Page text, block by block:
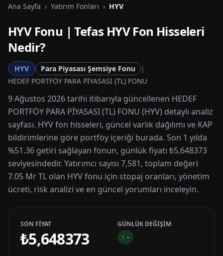
Ana Sayfa › Yatırım Fonları › HYV
HYVFonu | Tefas HYVFon Hisseleri
Nedir?
HYV Para Piyasası Şemsiye Fonu
|
HEDEF PORTFÖY PARA PİYASASI (TL) FONU
9 Ağustos 2026 tarihi itibarıyla güncellenen HEDEF
PORTFÖY PARA PİYASASI (TL) FONU (HYV) detaylı analiz
sayfası. HYV fon hisseleri, güncel varlık dağılımı ve KAP
bildirimlerine göre portföy içeriği burada. Son 1 yılda
%51.36 getiri sağlayan fonun, günlük fiyatı ₺5,648373
seviyesindedir. Yatırımcı sayısı 7,581, toplam değeri
7.05 Mr TL olan HYV fonu için stopaj oranları, yönetim
ücreti, risk analizi ve en güncel yorumları inceleyin.
SON FİYAT
₺5,648373
GÜNLÜK DEĞİŞİM
↑ -